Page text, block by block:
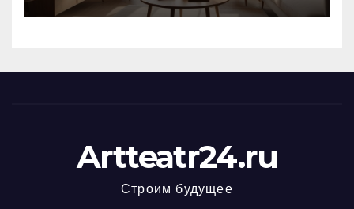
Artteatr24.ru
Строим будущее